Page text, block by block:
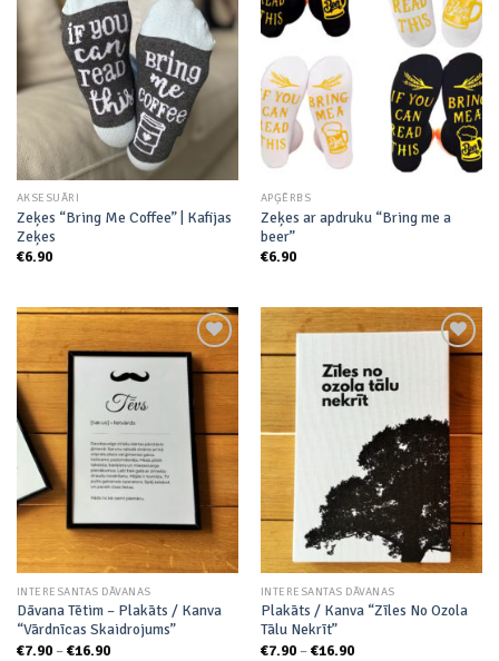
Add to
wishlist
AKSESUĀRI
Zeķes “Bring Me Coffee” | Kafijas
Zeķes
€6.90
Add to
wishlist
APĢĒRBS
Zeķes ar apdruku “Bring me a
beer”
€6.90
Add to
wishlist
INTERESANTAS DĀVANAS
Dāvana Tētim – Plakāts / Kanva
“Vārdnīcas Skaidrojums”
€7.90 –€16.90Price
Add to
wishlist
INTERESANTAS DĀVANAS
Plakāts / Kanva “Zīles No Ozola
Tālu Nekrīt”
€7.90 –€16.90Price